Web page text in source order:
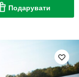
Подарувати